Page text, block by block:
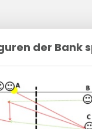
der Bank